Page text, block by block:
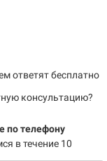
ответят бесплатно
консультацию?
по телефону
в течение 10